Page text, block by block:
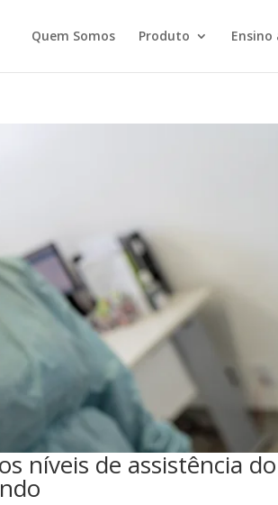
Quem Somos Produto Ensino
níveis de assistência do